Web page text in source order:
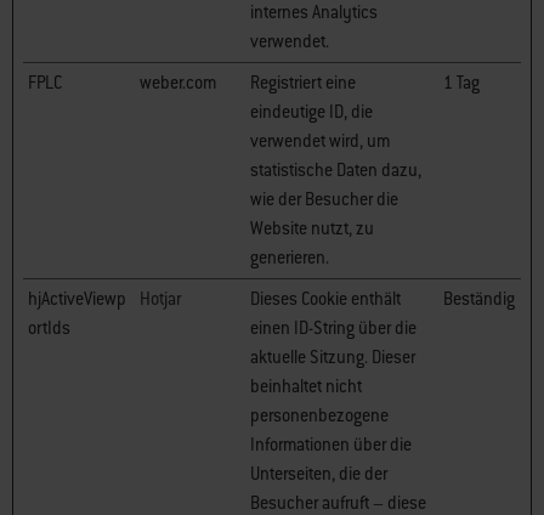
internes Analytics
verwendet.
FPLC weber.com
Registriert eine
eindeutige ID, die
verwendet wird, um
statistische Daten dazu,
wie der Besucher die
Website nutzt, zu
generieren.
1 Tag
hjActiveViewp
ortIds
Hotjar
Dieses Cookie enthält
einen ID-String über die
aktuelle Sitzung. Dieser
beinhaltet nicht
personenbezogene
Informationen über die
Unterseiten, die der
Besucher aufruft – diese
Beständig